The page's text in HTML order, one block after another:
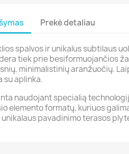
Prekė detaliau
spalvos ir unikalus subtilaus
tiek prie besiformuojančios
minimalistinių aranžuočių.
su aplinka.
naudojant specialią
elemento formatų, kuriuos
pavadinimo terasos